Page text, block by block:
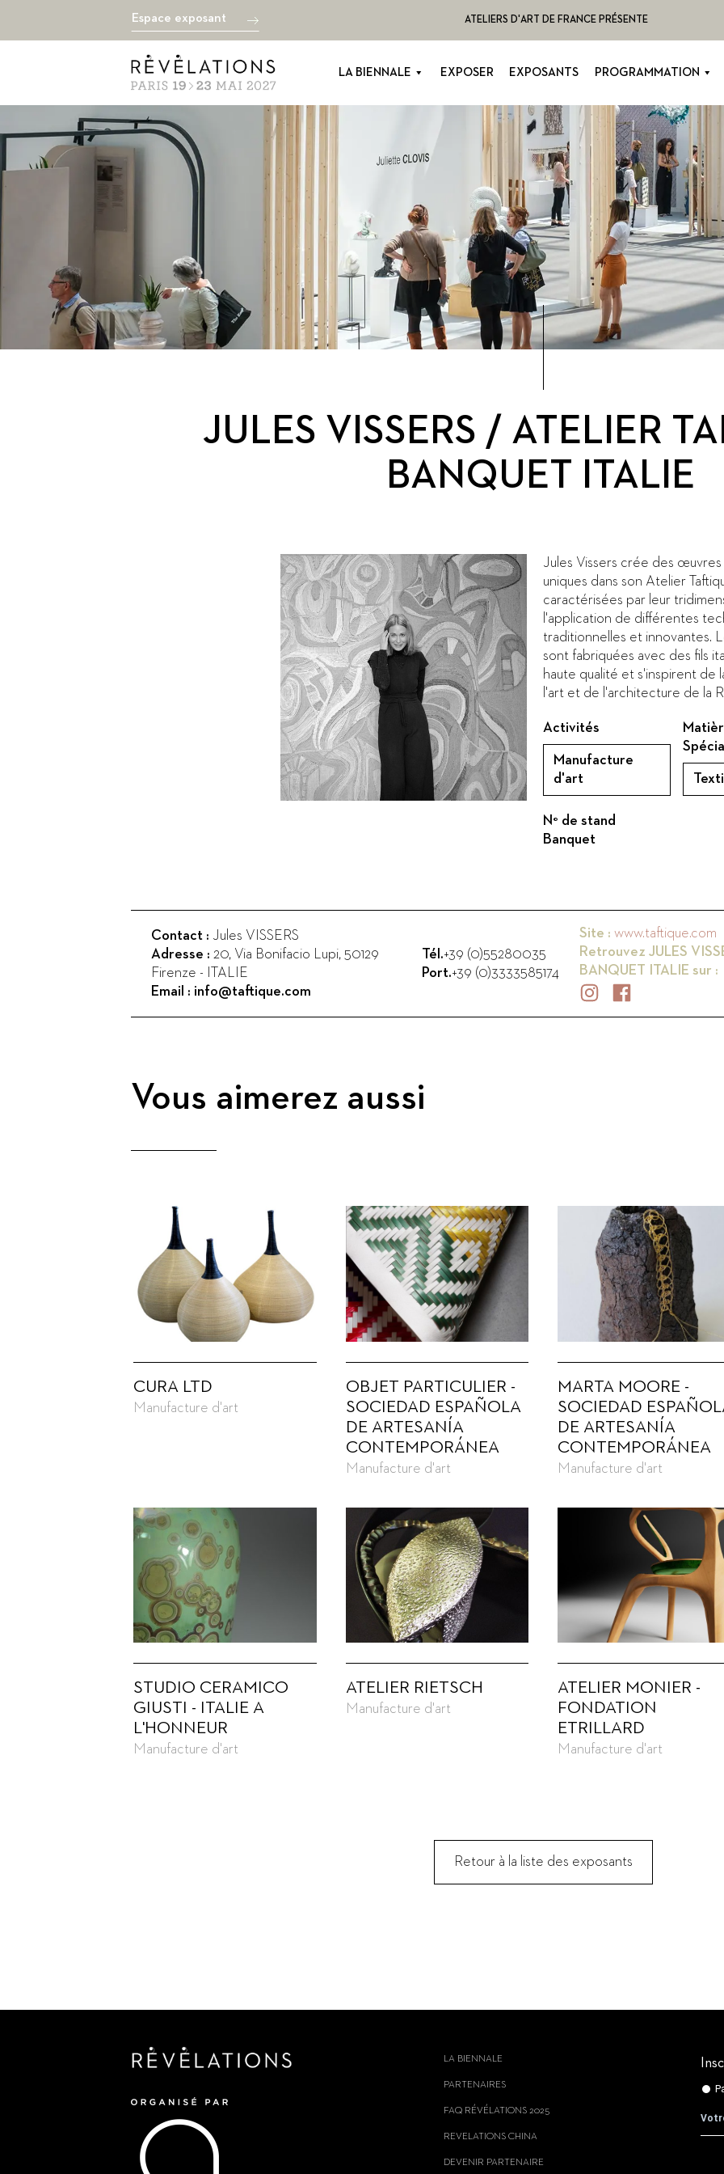
Espace exposant ATELIERS D'ART DE FRANCE PRÉSENTE
LA BIENNALE EXPOSER EXPOSANTS PROGRAMMATION
JULES VISSERS / ATELIER
BANQUET ITALIE
Jules Vissers crée des
uniques dans son Atelier
caractérisées par leur
l'application de différentes
traditionnelles et innovantes.
sont fabriquées avec des fils
haute qualité et s'inspirent de
l'art et de l'architecture de la
Activités
Manufacture
d'art
N° de stand
Banquet
Contact : Jules VISSERS
Adresse : 20, Via Bonifacio Lupi, 50129
Firenze -
ITALIE
Email : info@taftique.com
Tél.+39 (0)55280035
Port.+39 (0)3333585174
Site :www.taftique.com
RetrouvezJULES
BANQUET ITALIE sur :
Vous aimerez aussi
CURA LTD
Manufacture d'art
OBJET PARTICULIER -
SOCIEDAD ESPAÑOLA
DE ARTESANÍA
CONTEMPORÁNEA
Manufacture d'art
MARTA MOORE -
SOCIEDAD
DE ARTESANÍA
CONTEMPORÁNEA
Manufacture d'art
STUDIO CERAMICO
GIUSTI - ITALIE A
L'HONNEUR
Manufacture d'art
ATELIER RIETSCH
Manufacture d'art
ATELIER MONIER -
FONDATION
ETRILLARD
Manufacture d'art
Retour à la liste des exposants
LA BIENNALE
PARTENAIRES
FAQ RÉVÉLATIONS 2025
REVELATIONS CHINA
DEVENIR PARTENAIRE